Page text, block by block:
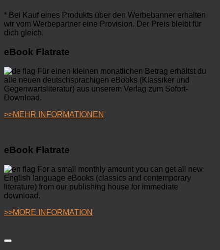
* Bei Kauf eines Produkts über den Werbebanner erhalten
wir vom Werbepartner eine Provision. Der Preis bleibt für
dich gleich.
eBook Flatrate
Für einen kleinen monatlichen Betrag erhältst du
alle neuen deutschsprachigen eBooks (Klassiker und
Gegenwartsliteratur) aus unserem Verlag zum Sofort-
Download.
>>MEHR INFORMATIONEN
eBook Flatrate
For a small monthly amount you can get all new
English language eBooks (classics and contemporary
literature) from our publishing house for immediate
download.
>>MORE INFORMATION